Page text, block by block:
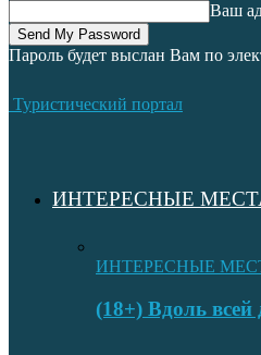
Ваш
Пароль будет выслан Вам по
Туристический портал
ИНТЕРЕСНЫЕ
ИНТЕРЕСНЫЕ
(18+) Вдоль всей